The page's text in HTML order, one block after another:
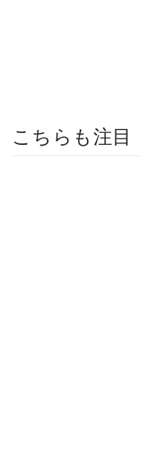
こちらも注目